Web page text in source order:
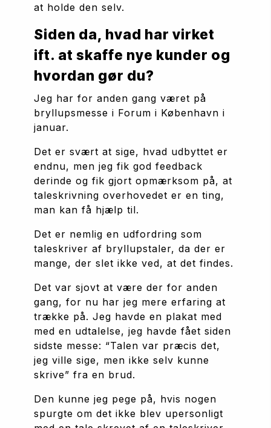
at holde den selv.
Siden da, hvad har virket
ift. at skaffe nye kunder og
hvordan gør du?
Jeg har for anden gang været på
bryllupsmesse i Forum i København i
januar.
Det er svært at sige, hvad udbyttet er
endnu, men jeg fik god feedback
derinde og fik gjort opmærksom på, at
taleskrivning overhovedet er en ting,
man kan få hjælp til.
Det er nemlig en udfordring som
taleskriver af bryllupstaler, da der er
mange, der slet ikke ved, at det findes.
Det var sjovt at være der for anden
gang, for nu har jeg mere erfaring at
trække på. Jeg havde en plakat med
med en udtalelse, jeg havde fået siden
sidste messe: “Talen var præcis det,
jeg ville sige, men ikke selv kunne
skrive” fra en brud.
Den kunne jeg pege på, hvis nogen
spurgte om det ikke blev upersonligt